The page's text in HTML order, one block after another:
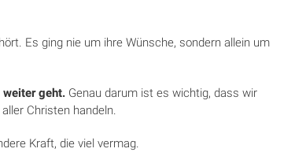
Es ging nie um ihre Wünsche, son­dern allein um
weiter geht. Genau darum ist es wich­tig, dass wir
Christen handeln.
Kraft, die viel vermag.